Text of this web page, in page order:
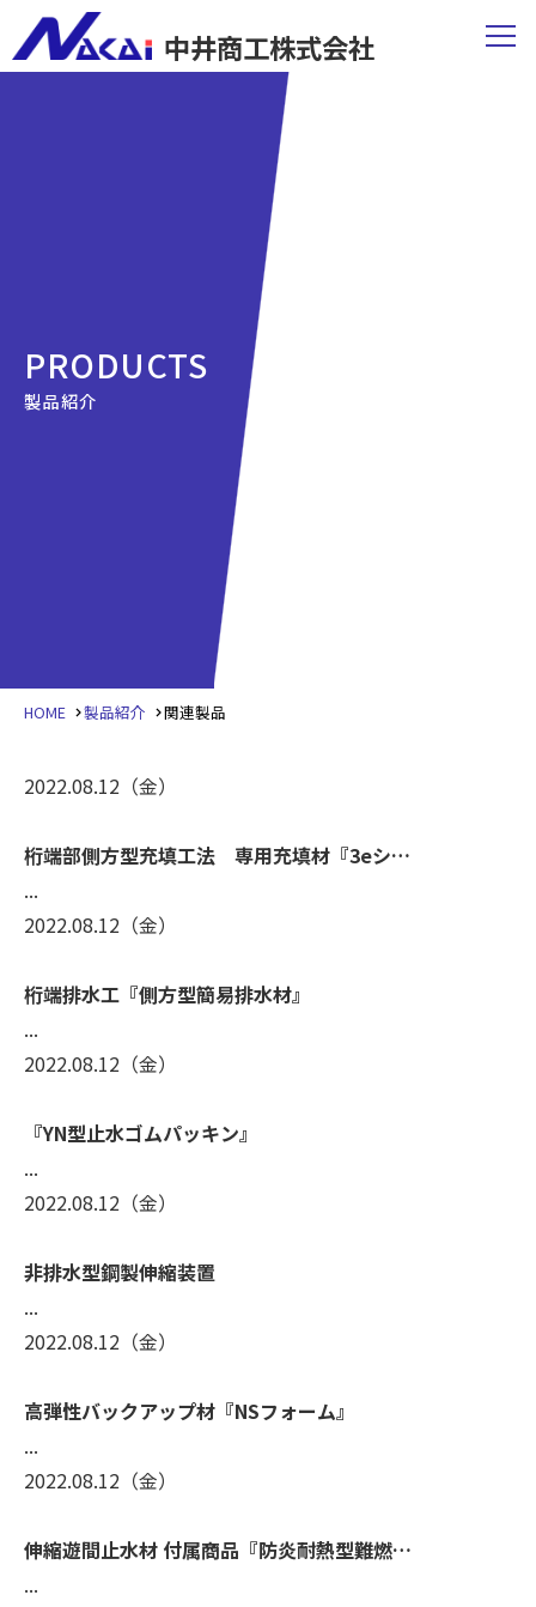
中井商工株式会社
PRODUCTS
製品紹介
HOME 製品紹介 関連製品
2022.08.12 （金）
桁端部側方型充填工法 専用充填材『3eシ…
...
2022.08.12 （金）
桁端排水工『側方型簡易排水材』
...
2022.08.12 （金）
『YN型止水ゴムパッキン』
...
2022.08.12 （金）
非排水型鋼製伸縮装置
...
2022.08.12 （金）
高弾性バックアップ材『NSフォーム』
...
2022.08.12 （金）
伸縮遊間止水材 付属商品『防炎耐熱型難燃…
...